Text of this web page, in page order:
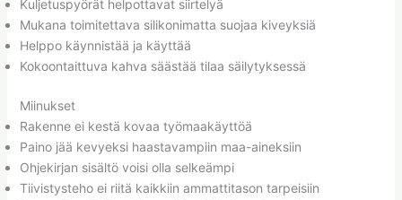
Kuljetuspyörät helpottavat siirtelyä
Mukana toimitettava silikonimatta suojaa kiveyksiä
Helppo käynnistää ja käyttää
Kokoontaittuva kahva säästää tilaa säilytyksessä
Miinukset
Rakenne ei kestä kovaa työmaakäyttöä
Paino jää kevyeksi haastavampiin maa-aineksiin
Ohjekirjan sisältö voisi olla selkeämpi
Tiivistysteho ei riitä kaikkiin ammattitason tarpeisiin